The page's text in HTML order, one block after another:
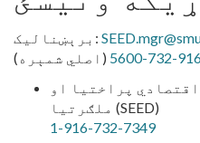
برېښنالیک:
(اصلي شمېره)
پراختیا او
ملګرتیا (SEED)
1-916-732-7349